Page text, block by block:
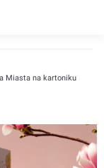
Miasta na kartoniku